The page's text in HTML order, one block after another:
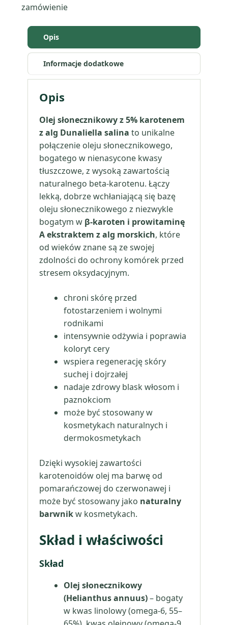
zamówienie
Opis
Informacje dodatkowe
Opis
Olej słonecznikowy z 5% karotenem
z alg Dunaliella salina to unikalne
połączenie oleju słonecznikowego,
bogatego w nienasycone kwasy
tłuszczowe, z wysoką zawartością
naturalnego beta-karotenu. Łączy
lekką, dobrze wchłaniającą się bazę
oleju słonecznikowego z niezwykle
bogatym w β-karoten i prowitaminę
A ekstraktem z alg morskich, które
od wieków znane są ze swojej
zdolności do ochrony komórek przed
stresem oksydacyjnym.
chroni skórę przed
fotostarzeniem i wolnymi
rodnikami
intensywnie odżywia i poprawia
koloryt cery
wspiera regenerację skóry
suchej i dojrzałej
nadaje zdrowy blask włosom i
paznokciom
może być stosowany w
kosmetykach naturalnych i
dermokosmetykach
Dzięki wysokiej zawartości
karotenoidów olej ma barwę od
pomarańczowej do czerwonawej i
może być stosowany jako naturalny
barwnikw kosmetykach.
Skład i właściwości
Skład
Olej słonecznikowy
(Helianthus annuus)– bogaty
w kwas linolowy (omega-6, 55–